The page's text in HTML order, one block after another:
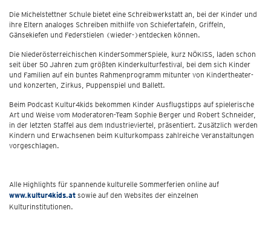
Die Michelstettner Schule bietet eine Schreibwerkstatt an, bei der Kinder und
ihre Eltern analoges Schreiben mithilfe von Schiefertafeln, Griffeln,
Gänsekiefen und Federstielen (wieder-)entdecken können.
Die Niederösterreichischen KinderSommerSpiele, kurz NÖKISS, laden schon
seit über 50 Jahren zum größten Kinderkulturfestival, bei dem sich Kinder
und Familien auf ein buntes Rahmenprogramm mitunter von Kindertheater-
und konzerten, Zirkus, Puppenspiel und Ballett.
Beim Podcast Kultur4kids bekommen Kinder Ausflugstipps auf spielerische
Art und Weise vom Moderatoren-Team Sophie Berger und Robert Schneider,
in der letzten Staffel aus dem Industrieviertel, präsentiert. Zusätzlich werden
Kindern und Erwachsenen beim Kulturkompass zahlreiche Veranstaltungen
vorgeschlagen.
Alle Highlights für spannende kulturelle Sommerferien online auf
www.kultur4kids.at sowie auf den Websites der einzelnen
Kulturinstitutionen.